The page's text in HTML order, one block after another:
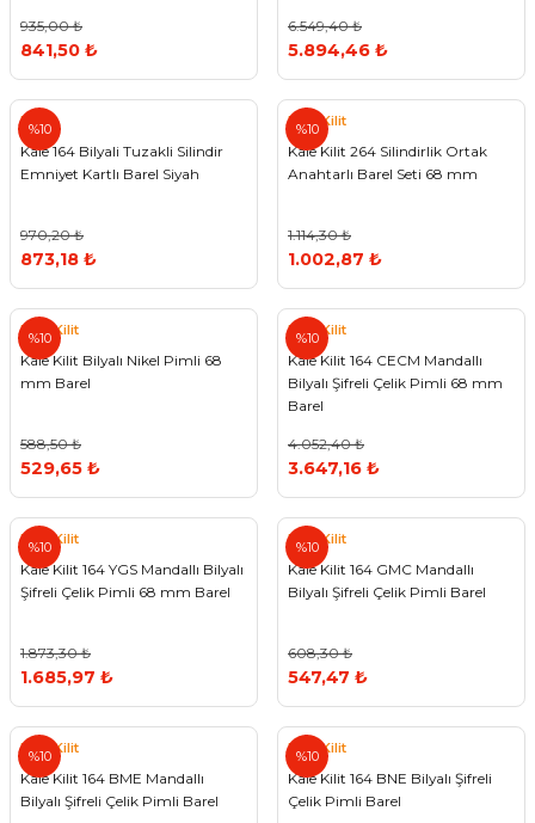
935,00 ₺
841,50 ₺
6.549,40 ₺
5.894,46 ₺
%10
Kale
Kale 164 Bilyali Tuzakli Silindir
Emniyet Kartlı Barel Siyah
970,20 ₺
873,18 ₺
%10
Kale Kilit
Kale Kilit 264 Silindirlik Ortak
Anahtarlı Barel Seti 68 mm
1.114,30 ₺
1.002,87 ₺
%10
Kale Kilit
Kale Kilit Bilyalı Nikel Pimli 68
mm Barel
588,50 ₺
529,65 ₺
%10
Kale Kilit
Kale Kilit 164 CECM Mandallı
Bilyalı Şifreli Çelik Pimli 68 mm
Barel
4.052,40 ₺
3.647,16 ₺
%10
Kale Kilit
Kale Kilit 164 YGS Mandallı Bilyalı
Şifreli Çelik Pimli 68 mm Barel
1.873,30 ₺
1.685,97 ₺
%10
Kale Kilit
Kale Kilit 164 GMC Mandallı
Bilyalı Şifreli Çelik Pimli Barel
608,30 ₺
547,47 ₺
%10
Kale Kilit
Kale Kilit 164 BME Mandallı
Bilyalı Şifreli Çelik Pimli Barel
%10
Kale Kilit
Kale Kilit 164 BNE Bilyalı Şifreli
Çelik Pimli Barel